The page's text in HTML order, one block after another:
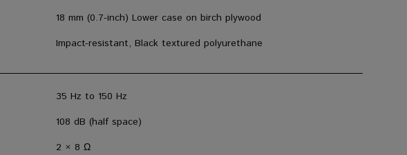
18 mm (0.7-inch) Lower case on birch plywood
Impact-resistant, Black textured polyurethane
35 Hz to 150 Hz
108 dB (half space)
2 × 8 Ω